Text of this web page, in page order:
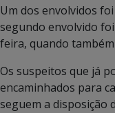
Um dos envolvidos
segundo envolvido
feira, quando
Os suspeitos que já
encaminhados para
seguem a disposição